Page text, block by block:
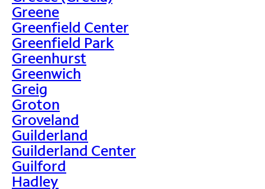
Greene
Greenfield Center
Greenfield Park
Greenhurst
Greenwich
Greig
Groton
Groveland
Guilderland
Guilderland Center
Guilford
Hadley